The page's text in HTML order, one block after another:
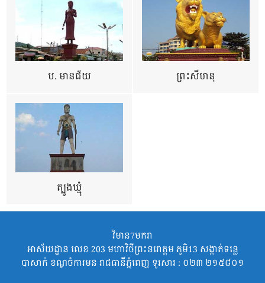
ប. មានជ័យ ព្រះសីហនុ
ត្បូងឃ្មុំ
វិមាន7មករា
អាស័យដ្ឋាន លេខ 203 មហាវិថីព្រះនរោត្តម ភូមិ13 សង្កាត់ទន្លេ
បាសាក់ ខណ្ឌចំការមន រាជធានីភ្នំពេញ ទូរសារ : ០២៣ ២១៥៨០១